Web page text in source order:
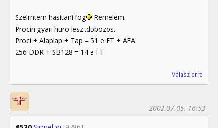
Szeirntem hasitani fog
Remelem.
Procin gyari huro lesz..dobozos.
Proci + Alaplap + Tap = 51 e FT + AFA
256 DDR + SB128 = 14 e FT
Válasz erre
2002.07.05. 16:53